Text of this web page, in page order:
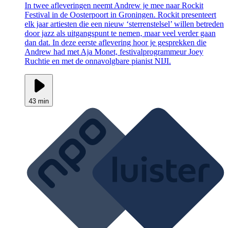
In twee afleveringen neemt Andrew je mee naar Rockit
Festival in de Oosterpoort in Groningen. Rockit presenteert
elk jaar artiesten die een nieuw ‘sterrenstelsel’ willen betreden
door jazz als uitgangspunt te nemen, maar veel verder gaan
dan dat. In deze eerste aflevering hoor je gesprekken die
Andrew had met Aja Monet, festivalprogrammeur Joey
Ruchtie en met de onnavolgbare pianist NIJI.
43 min